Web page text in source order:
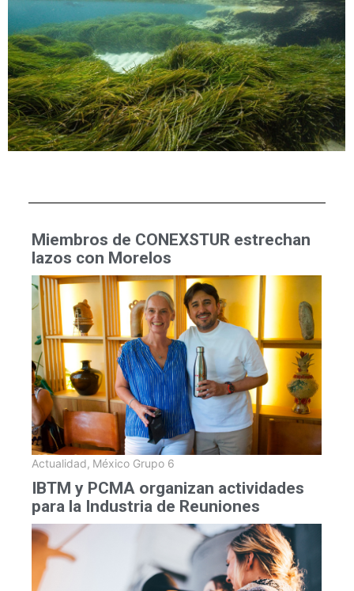
Miembros de CONEXSTUR estrechan
lazos con Morelos
Actualidad, México Grupo 6
IBTM y PCMA organizan actividades
para la Industria de Reuniones